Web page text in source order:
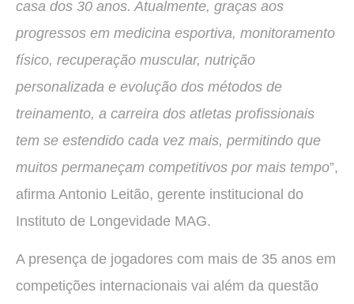
casa dos 30 anos. Atualmente, graças aos
progressos em medicina esportiva, monitoramento
físico, recuperação muscular, nutrição
personalizada e evolução dos métodos de
treinamento, a carreira dos atletas profissionais
tem se estendido cada vez mais, permitindo que
muitos permaneçam competitivos por mais tempo”,
afirma Antonio Leitão, gerente institucional do
Instituto de Longevidade MAG.
A presença de jogadores com mais de 35 anos em
competições internacionais vai além da questão